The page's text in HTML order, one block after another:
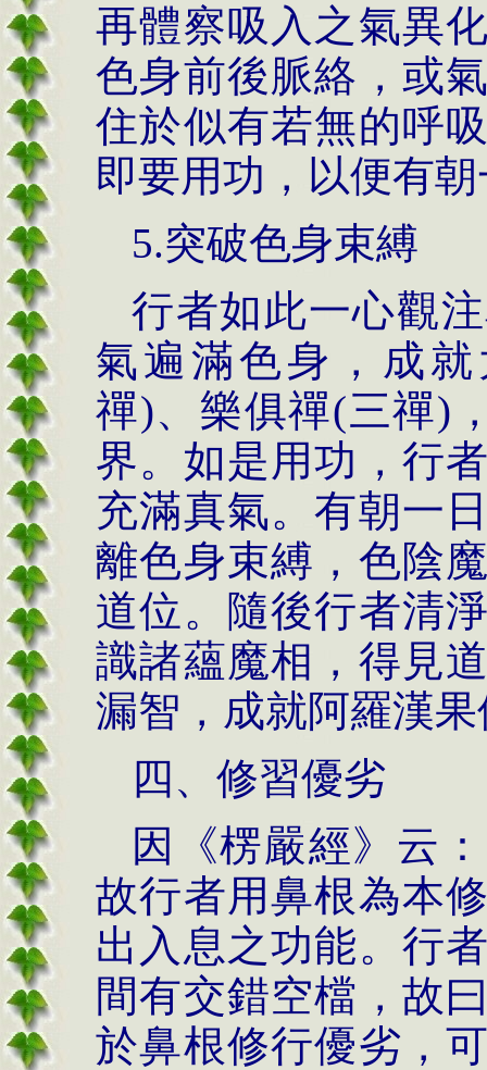
再體察吸入之氣異
色身前後脈絡，或
住於似有若無的呼
即要用功，以便有
5.突破色身束縛
行者如此一心觀
氣遍滿色身，成
禪)、樂俱禪(三禪)
界。如是用功，行
充滿真氣。有朝一
離色身束縛，色陰
道位。隨後行者清
識諸蘊魔相，得見
漏智，成就阿羅漢
四、修習優劣
因
《楞嚴經》 云
故行者用鼻根為本
出入息之功能。行
間有交錯空檔，故
於鼻根修行優劣，